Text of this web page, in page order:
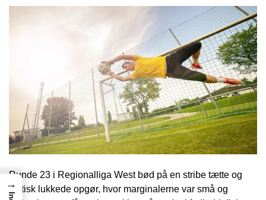
Runde 23 i Regionalliga West bød på en stribe tætte og
taktisk lukkede opgør, hvor marginalerne var små og
→